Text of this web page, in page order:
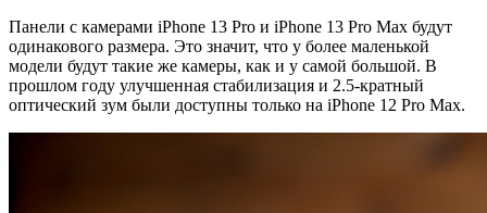
Панели с камерами iPhone 13 Pro и iPhone 13 Pro Max будут
одинакового размера. Это значит, что у более маленькой
модели будут такие же камеры, как и у самой большой. В
прошлом году улучшенная стабилизация и 2.5-кратный
оптический зум были доступны только на iPhone 12 Pro Max.